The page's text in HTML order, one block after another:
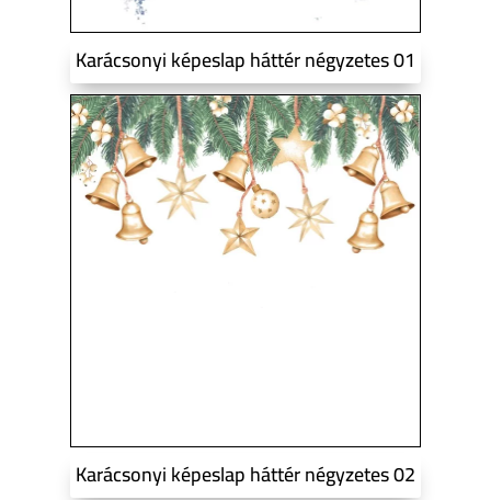
Karácsonyi képeslap háttér négyzetes 01
Karácsonyi képeslap háttér négyzetes 02